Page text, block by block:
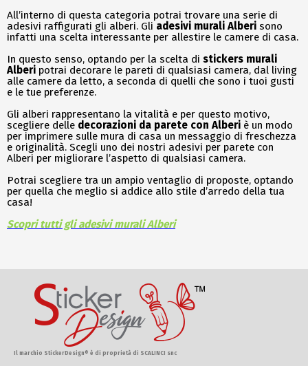
All’interno di questa categoria potrai trovare una serie di
adesivi raffigurati gli alberi. Gli adesivi murali Alberi sono
infatti una scelta interessante per allestire le camere di casa.
In questo senso, optando per la scelta di stickers murali
Alberi potrai decorare le pareti di qualsiasi camera, dal living
alle camere da letto, a seconda di quelli che sono i tuoi gusti
e le tue preferenze.
Gli alberi rappresentano la vitalità e per questo motivo,
scegliere delle decorazioni da parete con Alberi è un modo
per imprimere sulle mura di casa un messaggio di freschezza
e originalità. Scegli uno dei nostri adesivi per parete con
Alberi per migliorare l’aspetto di qualsiasi camera.
Potrai scegliere tra un ampio ventaglio di proposte, optando
per quella che meglio si addice allo stile d’arredo della tua
casa!
Scopri tutti gli adesivi murali Alberi
Il marchio StickerDesign® è di proprietà di SCALINCI snc